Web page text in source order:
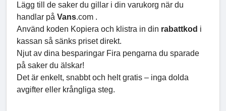
Lägg till de saker du gillar i din varukorg när du
handlar på Vans.com .
Använd koden Kopiera och klistra in din rabattkod i
kassan så sänks priset direkt.
Njut av dina besparingar Fira pengarna du sparade
på saker du älskar!
Det är enkelt, snabbt och helt gratis – inga dolda
avgifter eller krångliga steg.